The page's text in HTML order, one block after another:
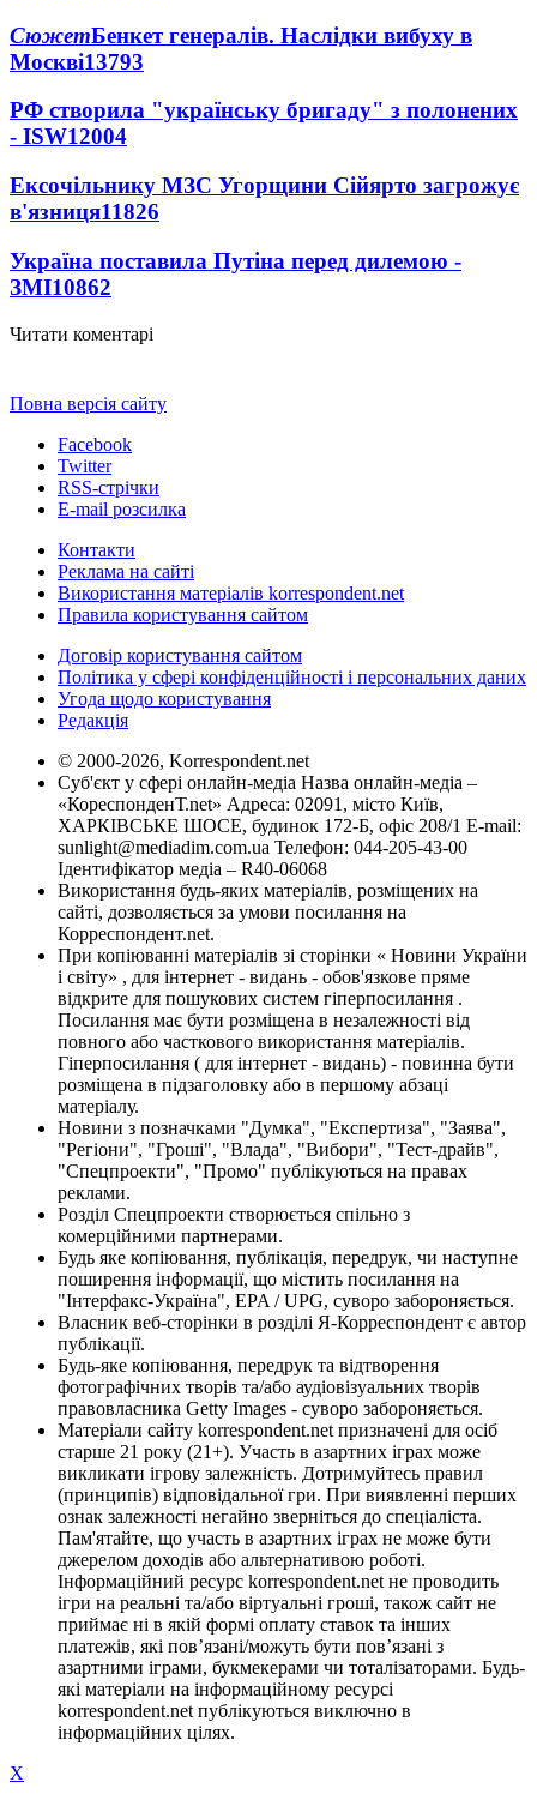
СюжетБенкет генералів. Наслідки вибуху в
Москві13793
РФ створила "українську бригаду" з полонених
- ISW12004
Ексочільнику МЗС Угорщини Сійярто загрожує
в'язниця11826
Україна поставила Путіна перед дилемою -
ЗМІ10862
Читати коментарі
Повна версія сайту
Facebook
Twitter
RSS-стрічки
E-mail розсилка
Контакти
Реклама на сайті
Використання матеріалів korrespondent.net
Правила користування сайтом
Договір користування сайтом
Політика у сфері конфіденційності і персональних даних
Угода щодо користування
Редакція
© 2000-2026, Korrespondent.net
Суб'єкт у сфері онлайн-медіа Назва онлайн-медіа –
«КореспонденТ.net» Адреса: 02091, місто Київ,
ХАРКІВСЬКЕ ШОСЕ, будинок 172-Б, офіс 208/1 E-mail:
sunlight@mediadim.com.ua Телефон: 044-205-43-00
Ідентифікатор медіа – R40-06068
Використання будь-яких матеріалів, розміщених на
сайті, дозволяється за умови посилання на
Корреспондент.net.
При копіюванні матеріалів зі сторінки « Новини України
і світу» , для інтернет - видань - обов'язкове пряме
відкрите для пошукових систем гіперпосилання .
Посилання має бути розміщена в незалежності від
повного або часткового використання матеріалів.
Гіперпосилання ( для інтернет - видань) - повинна бути
розміщена в підзаголовку або в першому абзаці
матеріалу.
Новини з позначками "Думка", "Експертиза", "Заява",
"Регіони", "Гроші", "Влада", "Вибори", "Тест-драйв",
"Спецпроекти", "Промо" публікуються на правах
реклами.
Розділ Спецпроекти створюється спільно з
комерційними партнерами.
Будь яке копіювання, публікація, передрук, чи наступне
поширення інформації, що містить посилання на
"Інтерфакс-Україна", EPA / UPG, суворо забороняється.
Власник веб-сторінки в розділі Я-Корреспондент є автор
публікації.
Будь-яке копіювання, передрук та відтворення
фотографічних творів та/або аудіовізуальних творів
правовласника Getty Images - суворо забороняється.
Матеріали сайту korrespondent.net призначені для осіб
старше 21 року (21+). Участь в азартних іграх може
викликати ігрову залежність. Дотримуйтесь правил
(принципів) відповідальної гри. При виявленні перших
ознак залежності негайно зверніться до спеціаліста.
Пам'ятайте, що участь в азартних іграх не може бути
джерелом доходів або альтернативою роботі.
Інформаційний ресурс korrespondent.net не проводить
ігри на реальні та/або віртуальні гроші, також сайт не
приймає ні в якій формі оплату ставок та інших
платежів, які пов’язані/можуть бути пов’язані з
азартними іграми, букмекерами чи тоталізаторами. Будь-
які матеріали на інформаційному ресурсі
korrespondent.net публікуються виключно в
інформаційних цілях.
X